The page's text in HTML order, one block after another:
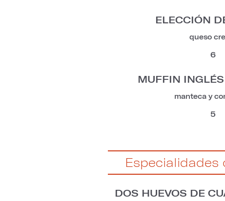
ELECCIÓN
queso
6
MUFFIN
manteca y
5
Especialidades
DOS HUEVOS DE